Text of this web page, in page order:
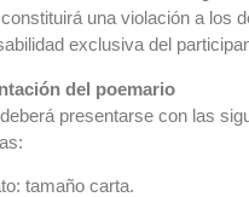
una violación a los
exclusiva del
del poemario
presentarse con las
tamaño carta.